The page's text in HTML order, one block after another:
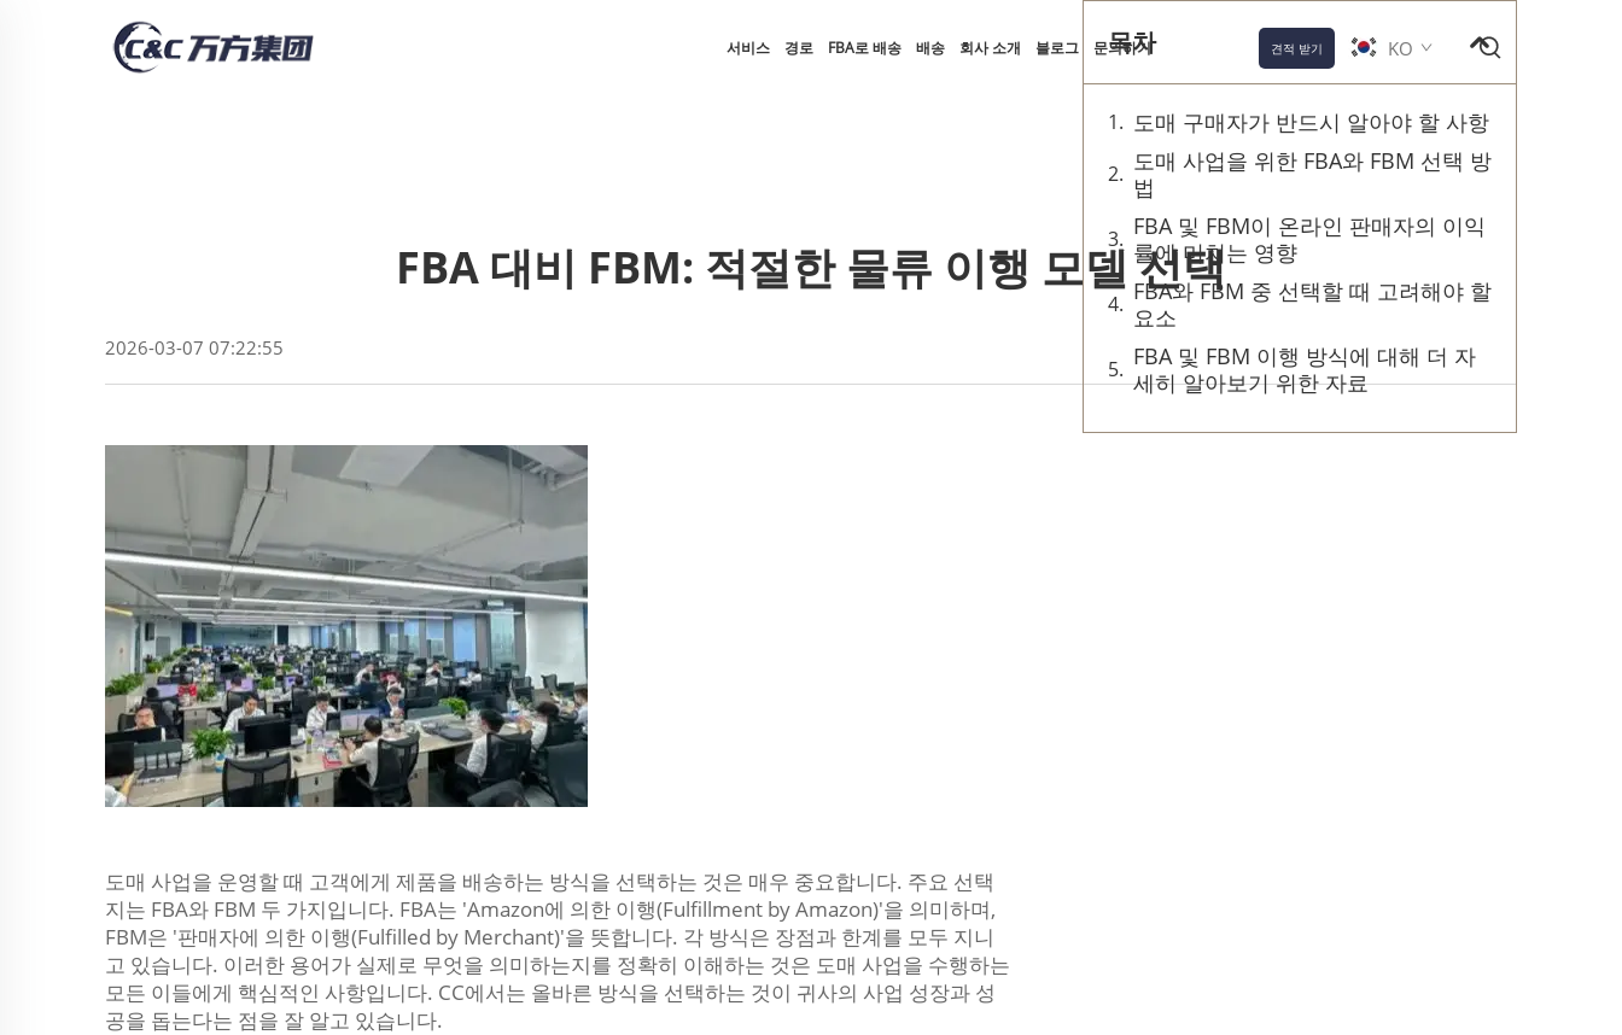
서비스 경로 FBA로 배송 배송 회사 소개 블로그 문의하기 견적 받기 KO
FBA 대비 FBM: 적절한 물류 이행 모델 선택
2026-03-07 07:22:55
도매 사업을 운영할 때 고객에게 제품을 배송하는 방식을 선택하는 것은 매우 중요합니다. 주요 선택
지는 FBA와 FBM 두 가지입니다. FBA는 'Amazon에 의한 이행(Fulfillment by Amazon)'을 의미하며,
FBM은 '판매자에 의한 이행(Fulfilled by Merchant)'을 뜻합니다. 각 방식은 장점과 한계를 모두 지니
고 있습니다. 이러한 용어가 실제로 무엇을 의미하는지를 정확히 이해하는 것은 도매 사업을 수행하는
모든 이들에게 핵심적인 사항입니다. CC에서는 올바른 방식을 선택하는 것이 귀사의 사업 성장과 성
공을 돕는다는 점을 잘 알고 있습니다.
목차
도매 구매자가 반드시 알아야 할 사항
도매 사업을 위한 FBA와 FBM 선택 방
법
FBA 및 FBM이 온라인 판매자의 이익
률에 미치는 영향
FBA와 FBM 중 선택할 때 고려해야 할
요소
FBA 및 FBM 이행 방식에 대해 더 자
세히 알아보기 위한 자료